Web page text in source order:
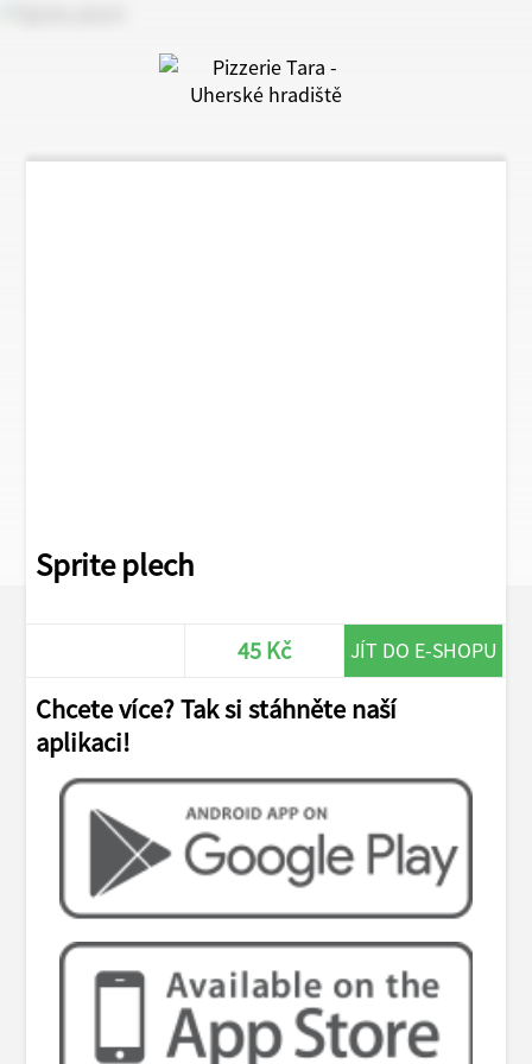
Sprite plech
45 Kč JÍT DO E-SHOPU
Chcete více? Tak si stáhněte naší
aplikaci!